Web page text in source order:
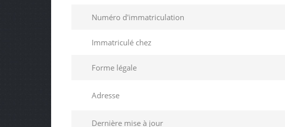
Numéro d'immatriculation
Immatriculé chez
Forme légale
Adresse
Dernière mise à jour